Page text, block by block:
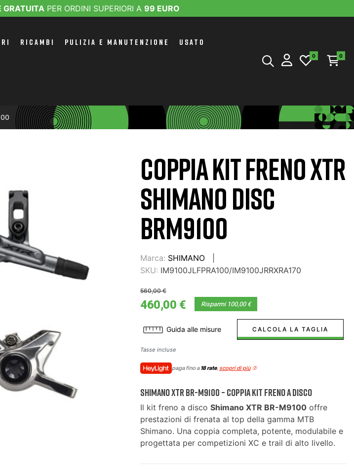
GRATUITAPER ORDINI SUPERIORI A 99 EURO
RICAMBI PULIZIA E MANUTENZIONE USATO
0 0
COPPIA KIT FRENO XTR
SHIMANO DISC
BRM9100
Marca: SHIMANO
SKU: IM9100JLFPRA100/IM9100JRRXRA170
560,00 €
460,00 € Risparmi 100,00 €
Guida alle misure CALCOLA LA TAGLIA
Tasse incluse
paga fino a18 rate, scopri di più
Shimano XTR BR-M9100 – Coppia Kit Freno a Disco
Il kit freno a disco Shimano XTR BR-M9100 offre
prestazioni di frenata al top della gamma MTB
Shimano. Una coppia completa, potente, modulabile e
progettata per competizioni XC e trail di alto livello.